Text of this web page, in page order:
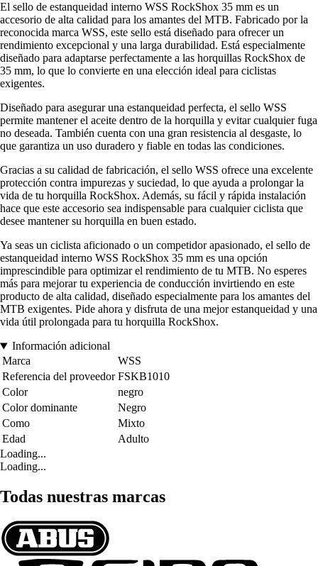
El sello de estanqueidad interno WSS RockShox 35 mm es un
accesorio de alta calidad para los amantes del MTB. Fabricado por la
reconocida marca WSS, este sello está diseñado para ofrecer un
rendimiento excepcional y una larga durabilidad. Está especialmente
diseñado para adaptarse perfectamente a las horquillas RockShox de
35 mm, lo que lo convierte en una elección ideal para ciclistas
exigentes.
Diseñado para asegurar una estanqueidad perfecta, el sello WSS
permite mantener el aceite dentro de la horquilla y evitar cualquier fuga
no deseada. También cuenta con una gran resistencia al desgaste, lo
que garantiza un uso duradero y fiable en todas las condiciones.
Gracias a su calidad de fabricación, el sello WSS ofrece una excelente
protección contra impurezas y suciedad, lo que ayuda a prolongar la
vida de tu horquilla RockShox. Además, su fácil y rápida instalación
hace que este accesorio sea indispensable para cualquier ciclista que
desee mantener su horquilla en buen estado.
Ya seas un ciclista aficionado o un competidor apasionado, el sello de
estanqueidad interno WSS RockShox 35 mm es una opción
imprescindible para optimizar el rendimiento de tu MTB. No esperes
más para mejorar tu experiencia de conducción invirtiendo en este
producto de alta calidad, diseñado especialmente para los amantes del
MTB exigentes. Pide ahora y disfruta de una mejor estanqueidad y una
vida útil prolongada para tu horquilla RockShox.
Información adicional
Marca
WSS
Referencia del proveedor FSKB1010
Color
negro
Color dominante
Negro
Como
Mixto
Edad
Adulto
Loading...
Loading...
Todas nuestras marcas